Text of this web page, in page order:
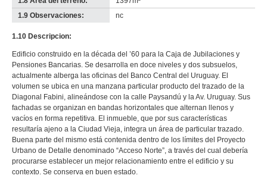
1.9 Observaciones:
nc
1.10 Descripcion:
Edificio construido en la década del ’60 para la Caja de Jubilaciones y
Pensiones Bancarias. Se desarrolla en doce niveles y dos subsuelos,
actualmente alberga las oficinas del Banco Central del Uruguay. El
volumen se ubica en una manzana particular producto del trazado de la
Diagonal Fabini, alineándose con la calle Paysandú y la Av. Uruguay. Sus
fachadas se organizan en bandas horizontales que alternan llenos y
vacíos en forma repetitiva. El inmueble, que por sus características
resultaría ajeno a la Ciudad Vieja, integra un área de particular trazado.
Buena parte del mismo está contenida dentro de los límites del Proyecto
Urbano de Detalle denominado “Acceso Norte”, a través del cual debería
procurarse establecer un mejor relacionamiento entre el edificio y su
contexto. Se conserva en buen estado.